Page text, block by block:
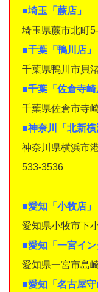
■埼玉「蕨店」
埼玉県蕨市北町
■千葉「鴨川店」
千葉県鴨川市貝
■千葉「佐倉寺崎
千葉県佐倉市寺
■神奈川「北新横
神奈川県横浜市
533-3536
■愛知「小牧店」
愛知県小牧市下
■愛知「一宮イン
愛知県一宮市島
■愛知「名古屋守